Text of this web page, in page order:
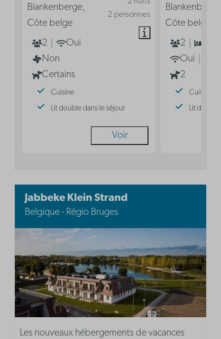
2 personnes
Blankenberge,
Côte belge
2
Oui
Non
Certains
Cuisine
Lit double dans le séjour
Voir
Côte belge
2
Oui
2
Cuisine
Lit double
Jabbeke Klein Strand
Belgique - Régio Bruges
Les nouveaux hébergements de vacances